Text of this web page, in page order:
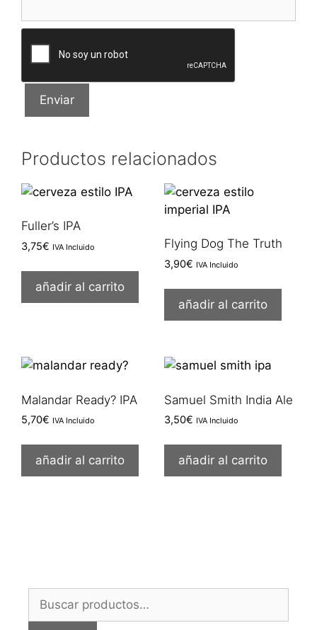
Productos relacionados
Fuller’s IPA
3,75€ IVA Incluido
añadir al carrito
Flying Dog The Truth
3,90€ IVA Incluido
añadir al carrito
Malandar Ready? IPA
5,70€ IVA Incluido
añadir al carrito
Samuel Smith India Ale
3,50€ IVA Incluido
añadir al carrito
Buscar